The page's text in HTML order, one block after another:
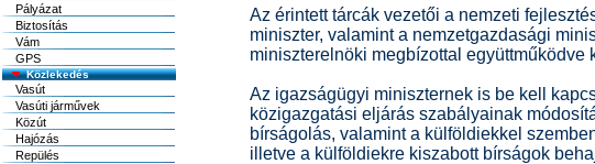
Pályázat
Biztosítás
Vám
GPS
Közlekedés
Vasút
Vasúti járművek
Közút
Hajózás
Repülés
Az érintett tárcák vezetői a nemzeti
miniszter, valamint a nemzetgazdasági
miniszterelnöki megbízottal
Az igazságügyi miniszternek is be kell
közigazgatási eljárás szabályainak
bírságolás, valamint a külföldiekkel
illetve a külföldiekre kiszabott bírságok